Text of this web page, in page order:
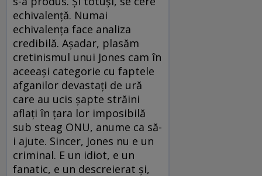
echivalenţă. Numai
echivalenţa face analiza
credibilă. Aşadar, plasăm
cretinismul unui Jones cam în
aceeaşi categorie cu faptele
afganilor devastaţi de ură
care au ucis şapte străini
aflaţi în ţara lor imposibilă
sub steag ONU, anume ca să-
i ajute. Sincer, Jones nu e un
criminal. E un idiot, e un
fanatic, e un descreierat şi,